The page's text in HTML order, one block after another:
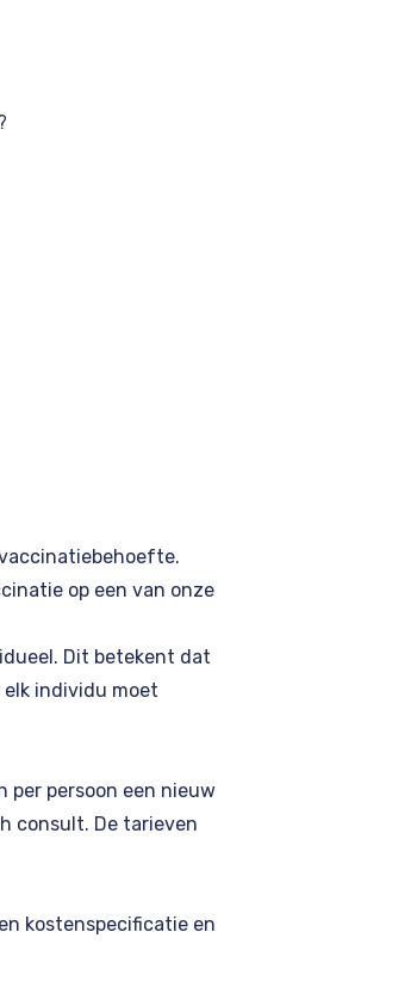
op een van onze
Dit betekent dat
elk individu moet
per persoon een nieuw
consult. De tarieven
kostenspecificatie en